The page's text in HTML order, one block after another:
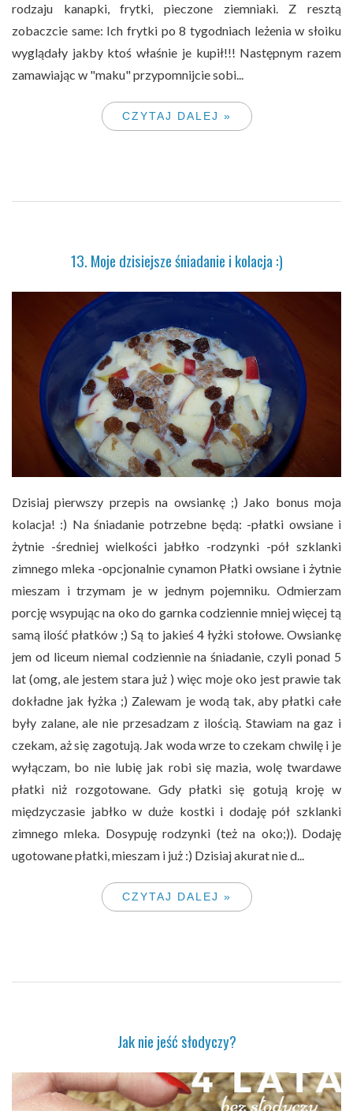
rodzaju kanapki, frytki, pieczone ziemniaki. Z resztą
zobaczcie same: Ich frytki po 8 tygodniach leżenia w słoiku
wyglądały jakby ktoś właśnie je kupił!!! Następnym razem
zamawiając w "maku" przypomnijcie sobi...
CZYTAJ DALEJ »
13. Moje dzisiejsze śniadanie i kolacja :)
Dzisiaj pierwszy przepis na owsiankę ;) Jako bonus moja
kolacja! :) Na śniadanie potrzebne będą: -płatki owsiane i
żytnie -średniej wielkości jabłko -rodzynki -pół szklanki
zimnego mleka -opcjonalnie cynamon Płatki owsiane i żytnie
mieszam i trzymam je w jednym pojemniku. Odmierzam
porcję wsypując na oko do garnka codziennie mniej więcej tą
samą ilość płatków ;) Są to jakieś 4 łyżki stołowe. Owsiankę
jem od liceum niemal codziennie na śniadanie, czyli ponad 5
lat (omg, ale jestem stara już ) więc moje oko jest prawie tak
dokładne jak łyżka ;) Zalewam je wodą tak, aby płatki całe
były zalane, ale nie przesadzam z ilością. Stawiam na gaz i
czekam, aż się zagotują. Jak woda wrze to czekam chwilę i je
wyłączam, bo nie lubię jak robi się mazia, wolę twardawe
płatki niż rozgotowane. Gdy płatki się gotują kroję w
międzyczasie jabłko w duże kostki i dodaję pół szklanki
zimnego mleka. Dosypuję rodzynki (też na oko;)). Dodaję
ugotowane płatki, mieszam i już :) Dzisiaj akurat nie d...
CZYTAJ DALEJ »
Jak nie jeść słodyczy?